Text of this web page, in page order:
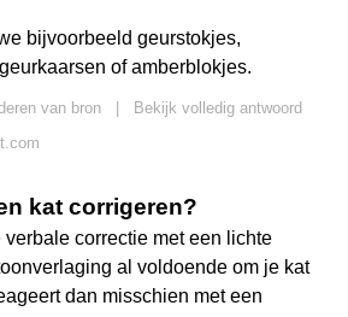
bijvoorbeeld geurstokjes,
of amberblokjes.
van bron
Bekijk volledig antwoord
kat corrigeren?
correctie met een lichte
al voldoende om je kat
dan misschien met een